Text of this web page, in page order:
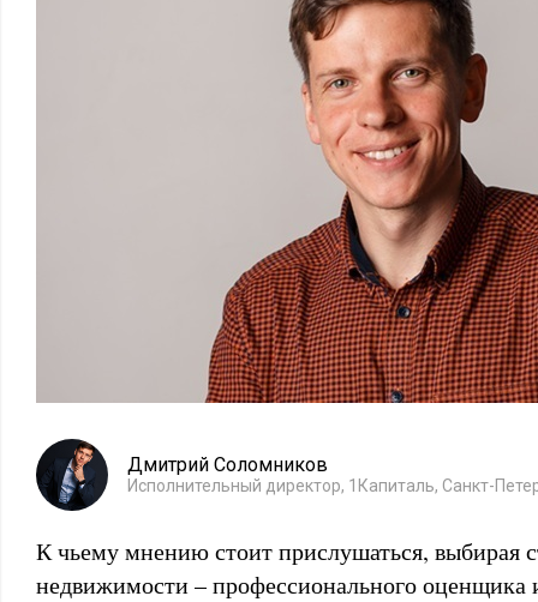
Дмитрий Соломников
Исполнительный директор, 1Капиталь, Санкт-
К чьему мнению стоит прислушаться, выбирая
недвижимости – профессионального оценщика